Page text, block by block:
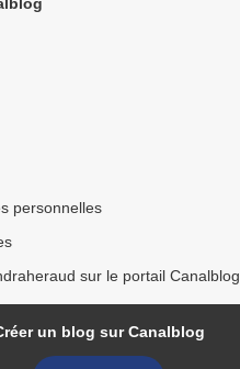
personnelles
sur le portail Canalblog
un blog sur Canalblog